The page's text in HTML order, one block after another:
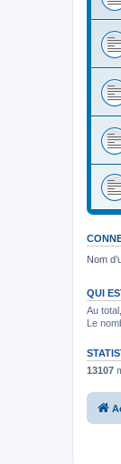
Nom
QUI
Au
Le
13107